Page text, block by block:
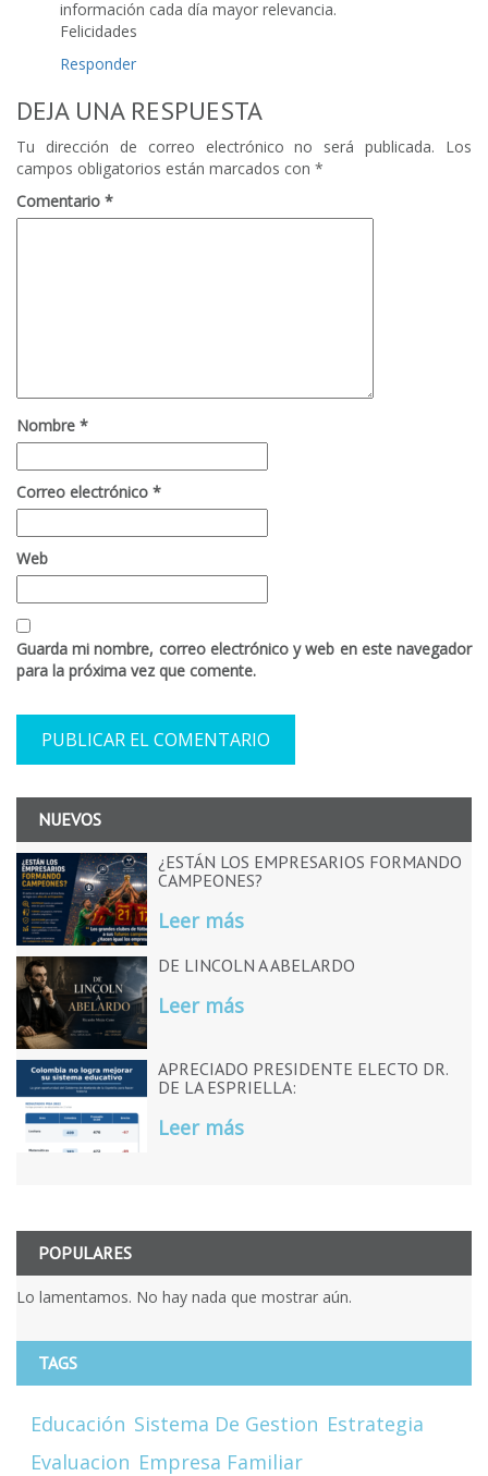
información cada día mayor relevancia.
Felicidades
Responder
DEJA UNA RESPUESTA
Tu dirección de correo electrónico no será publicada.
Los
campos obligatorios están marcados con *
Comentario *
Nombre *
Correo electrónico *
Web
Guarda mi nombre, correo electrónico y web en este navegador
para la próxima vez que comente.
NUEVOS
¿ESTÁN LOS EMPRESARIOS FORMANDO
CAMPEONES?
Leer más
DE LINCOLN A ABELARDO
Leer más
APRECIADO PRESIDENTE ELECTO DR.
DE LA ESPRIELLA:
Leer más
POPULARES
Lo lamentamos. No hay nada que mostrar aún.
TAGS
Educación Sistema De Gestion Estrategia
Evaluacion Empresa Familiar